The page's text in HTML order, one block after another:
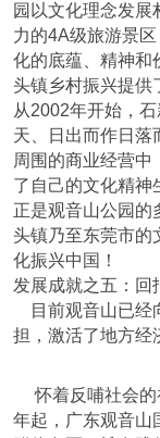
园以文化理念发展
力的4A级旅游景
化的底蕴、精神和
头镇乡村振兴提供
从2002年开始，
天、日出而作日落
周围的商业经营中
了自己的文化精神
正是观音山公园的
头镇乃至东莞市的
化振兴中国！
发展成就之五：回
目前观音山已经
担，激活了地方经
怀着反哺社会的
年起，广东观音山